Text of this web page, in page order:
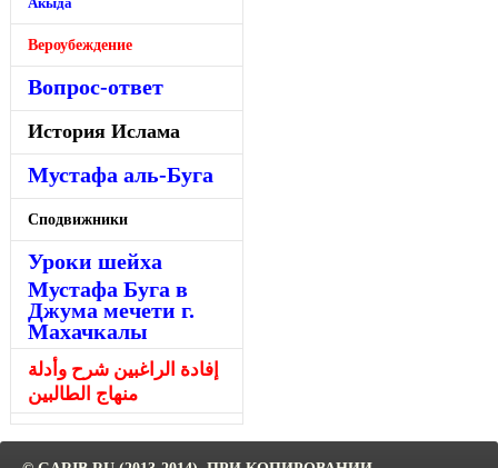
Вероубеждение
Вопрос-ответ
История Ислама
Мустафа аль-Буга
Сподвижники
Уроки шейха
Мустафа Буга в
Джума мечети г.
Махачкалы
إفادة الراغبين شرح وأدلة
منهاج الطالبين